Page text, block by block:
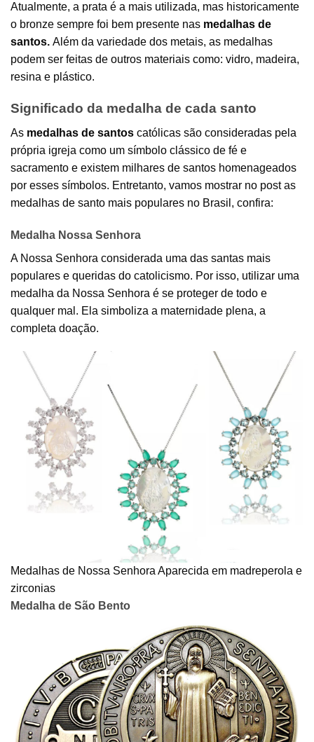
Atualmente, a prata é a mais utilizada, mas historicamente
o bronze sempre foi bem presente nas medalhas de
santos. Além da variedade dos metais, as medalhas
podem ser feitas de outros materiais como: vidro, madeira,
resina e plástico.
Significado da medalha de cada santo
As medalhas de santos católicas são consideradas pela
própria igreja como um símbolo clássico de fé e
sacramento e existem milhares de santos homenageados
por esses símbolos. Entretanto, vamos mostrar no post as
medalhas de santo mais populares no Brasil, confira:
Medalha Nossa Senhora
A Nossa Senhora considerada uma das santas mais
populares e queridas do catolicismo. Por isso, utilizar uma
medalha da Nossa Senhora é se proteger de todo e
qualquer mal. Ela simboliza a maternidade plena, a
completa doação.
Medalhas de Nossa Senhora Aparecida em madreperola e
zirconias
Medalha de São Bento